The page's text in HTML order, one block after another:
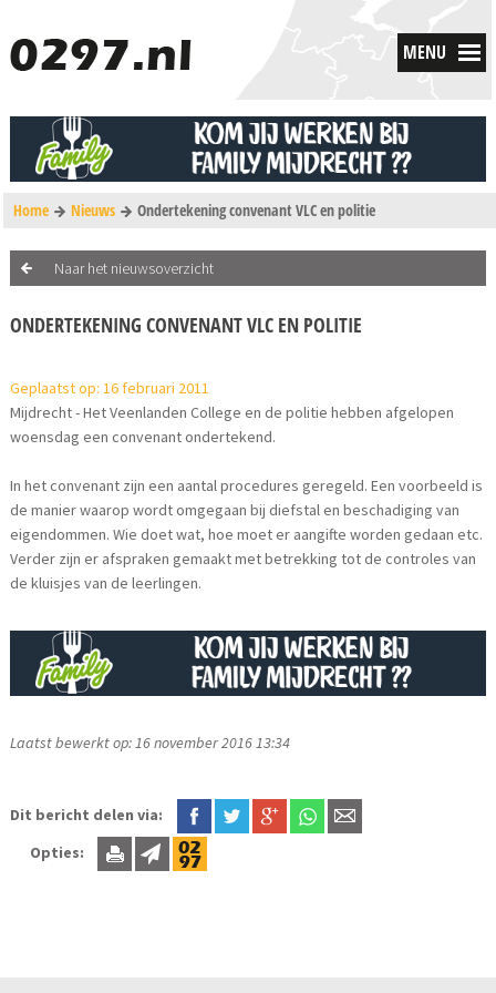
MENU
Home Nieuws Ondertekening convenant VLC en politie
Naar het nieuwsoverzicht
ONDERTEKENING CONVENANT VLC EN POLITIE
Geplaatst op: 16 februari 2011
Mijdrecht - Het Veenlanden College en de politie hebben afgelopen
woensdag een convenant ondertekend.
In het convenant zijn een aantal procedures geregeld. Een voorbeeld is
de manier waarop wordt omgegaan bij diefstal en beschadiging van
eigendommen. Wie doet wat, hoe moet er aangifte worden gedaan etc.
Verder zijn er afspraken gemaakt met betrekking tot de controles van
de kluisjes van de leerlingen.
Laatst bewerkt op: 16 november 2016 13:34
Dit bericht delen via:
Opties: